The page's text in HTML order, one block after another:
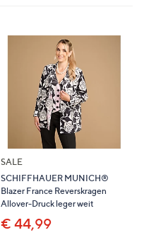
SALE
SCHIFFHAUER MUNICH®
Blazer France Reverskragen
Allover-Druck leger weit
€ 44,99